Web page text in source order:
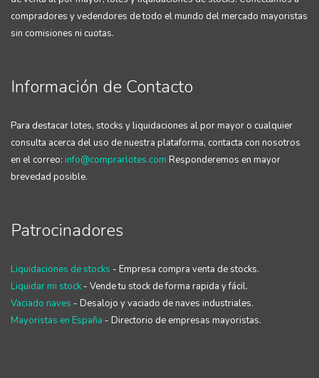
compradores y vedendores de todo el mundo del mercado mayoristas
sin comisiones ni cuotas.
Información de Contacto
Para destacar lotes, stocks y liquidaciones al por mayor o cualquier
consulta acerca del uso de nuestra plataforma, contacta con nosotros
en el correo: info@comprarlotes.com Responderemos en mayor
brevedad posible.
Patrocinadores
Liquidaciones de stocks - Empresa compra venta de stocks.
Liquidar mi stock - Vende tu stock de forma rapida y fácil.
Vaciado naves - Desalojo y vaciado de naves industriales.
Mayoristas en España - Directorio de empresas mayoristas.